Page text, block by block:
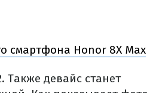
смартфона Honor 8X Max
Также девайс станет